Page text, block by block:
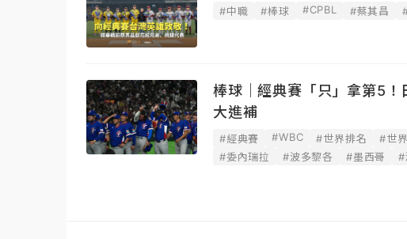
#中職 #棒球 #CPBL #蔡其昌
棒球｜經典賽「只」拿第5
大進補
#經典賽 #WBC #世界排名 #世
#委內瑞拉
#波多黎各 #墨西哥 #